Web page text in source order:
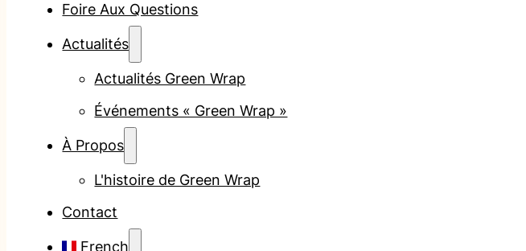
Foire Aux Questions
Actualités
Actualités Green Wrap
Événements « Green Wrap »
À Propos
L'histoire de Green Wrap
Contact
French